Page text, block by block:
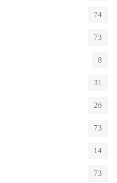
74
73
8
31
26
73
14
73